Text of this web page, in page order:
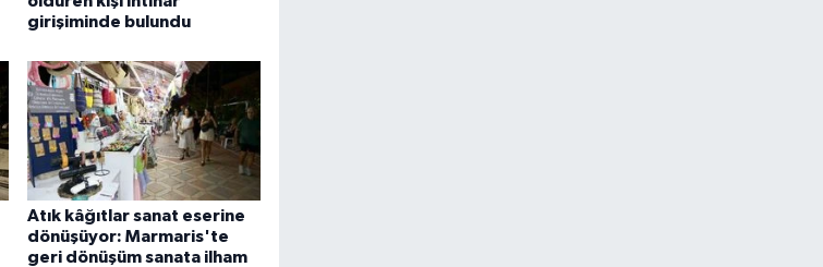
girişiminde bulundu
Atık kâğıtlar sanat eserine
dönüşüyor: Marmaris'te
geri dönüşüm sanata ilham